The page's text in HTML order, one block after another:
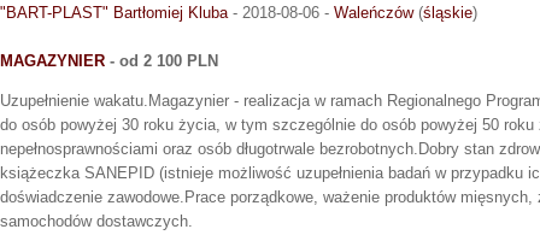
"BART-PLAST" Bartłomiej Kluba- 2018-08-06 - Waleńczów(śląskie)
MAGAZYNIER - od 2 100 PLN
Uzupełnienie wakatu.Magazynier - realizacja w ramach Regionalnego
do osób powyżej 30 roku życia, w tym szczególnie do osób powyżej 50
nepełnosprawnościami oraz osób długotrwale bezrobotnych.Dobry stan
książeczka SANEPID (istnieje możliwość uzupełnienia badań w przypadku
doświadczenie zawodowe.Prace porządkowe, ważenie produktów mięsnych,
samochodów dostawczych.